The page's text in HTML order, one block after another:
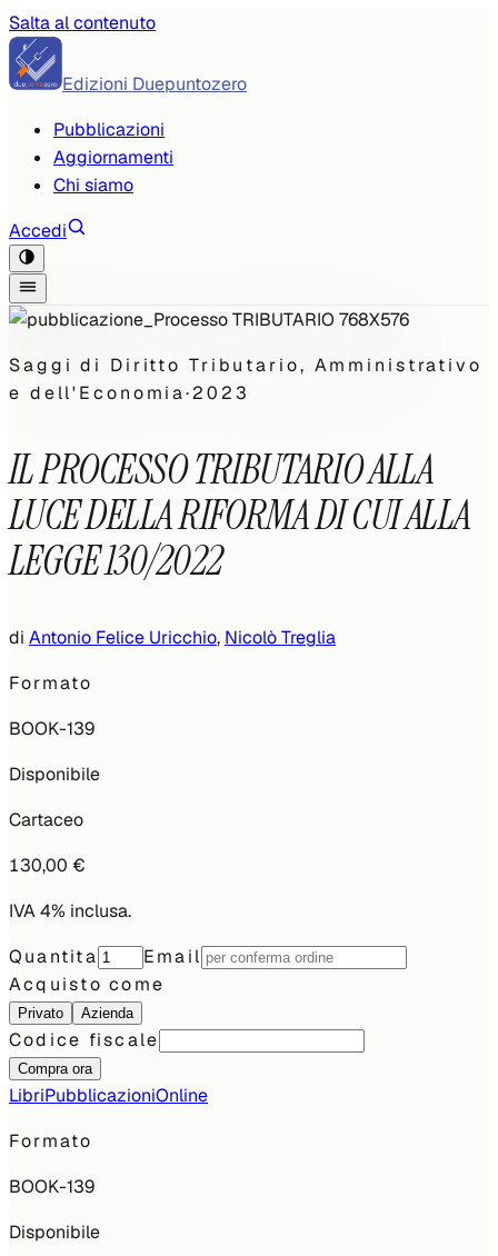
Salta al contenuto
Edizioni Duepuntozero
Pubblicazioni
Aggiornamenti
Chi siamo
Accedi
Saggi di Diritto Tributario, Amministrativo
e dell'Economia·2023
IL PROCESSO TRIBUTARIO ALLA
LUCE DELLA RIFORMA DI CUI ALLA
LEGGE 130/2022
di Antonio Felice Uricchio, Nicolò Treglia
Formato
BOOK-139
Disponibile
Cartaceo
130,00 €
IVA 4% inclusa.
Quantita
Email
Acquisto come
Privato Azienda
Codice fiscale
Compra ora
LibriPubblicazioniOnline
Formato
BOOK-139
Disponibile